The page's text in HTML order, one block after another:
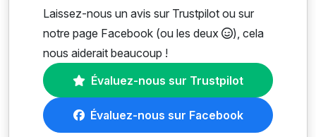
Laissez-nous un avis sur Trustpilot ou sur
notre page Facebook (ou les deux
), cela
nous aiderait beaucoup !
Évaluez-nous sur Trustpilot
Évaluez-nous sur Facebook